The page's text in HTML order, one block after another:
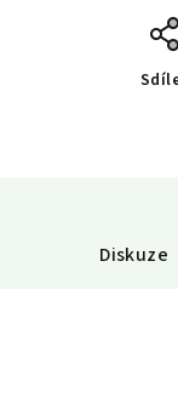
Diskuze